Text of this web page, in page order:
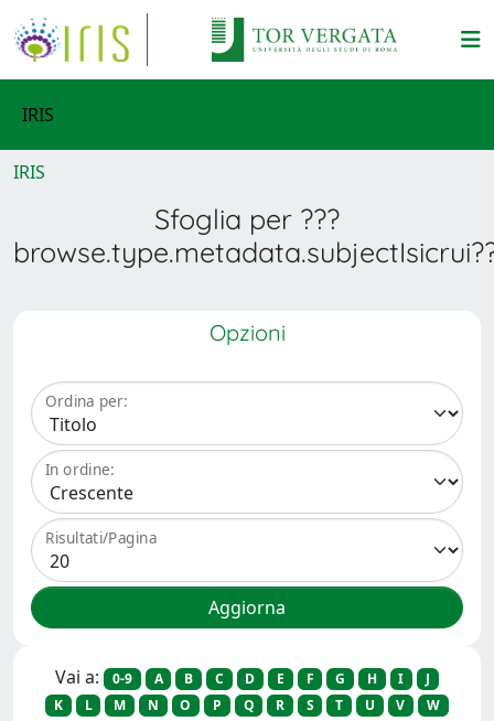
IRIS
IRIS
Sfoglia per ???
Opzioni
Ordina per:
In ordine:
Risultati/Pagina
Vai a: 0-9 A B C D E F G H I
J
K
L M N O P Q R S T U V
W